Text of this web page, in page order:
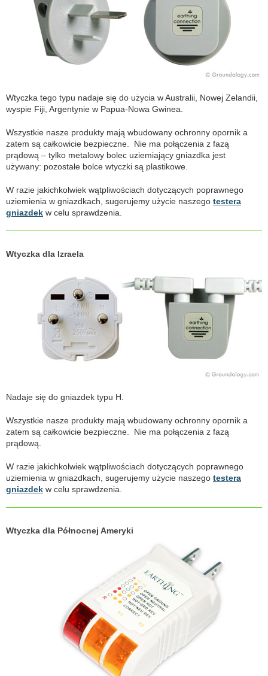
Wtyczka tego typu nadaje się do użycia w Australii, Nowej Zelandii,
wyspie Fiji, Argentynie w Papua-Nowa Gwinea.
Wszystkie nasze produkty mają wbudowany ochronny opornik a
zatem są całkowicie bezpieczne. Nie ma połączenia z fazą
prądową – tylko metalowy bolec uziemiający gniazdka jest
używany: pozostałe bolce wtyczki są plastikowe.
W razie jakichkolwiek wątpliwościach dotyczących poprawnego
uziemienia w gniazdkach, sugerujemy użycie naszego testera
gniazdek w celu sprawdzenia.
Wtyczka dla Izraela
Nadaje się do gniazdek typu H.
Wszystkie nasze produkty mają wbudowany ochronny opornik a
zatem są całkowicie bezpieczne. Nie ma połączenia z fazą
prądową.
W razie jakichkolwiek wątpliwościach dotyczących poprawnego
uziemienia w gniazdkach, sugerujemy użycie naszego testera
gniazdek w celu sprawdzenia.
Wtyczka dla Północnej Ameryki